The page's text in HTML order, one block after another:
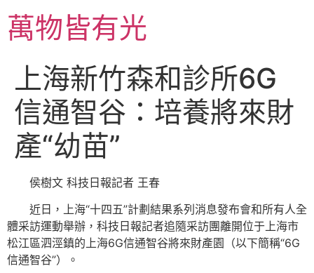
主萬物皆有光
上海新竹森和診所6G
信通智谷：培養將來財
產“幼苗”
侯樹文 科技日報記者 王春
近日，上海“十四五”計劃結果系列消息發布會和所有人全
體采訪運動舉辦，科技日報記者追隨采訪團離開位于上海市
松江區泗涇鎮的上海6G信通智谷將來財產園（以下簡稱“6G
信通智谷”）。